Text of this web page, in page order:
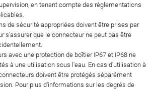
en tenant compte des réglementations
de sécurité appropriées doivent être prises par
s'assurer que le connecteur ne peut pas être
avec une protection de boîtier IP67 et IP68 ne
à une utilisation sous l'eau. En cas d'utilisation à
doivent être protégés séparément
Pour plus d'informations sur les degrés de